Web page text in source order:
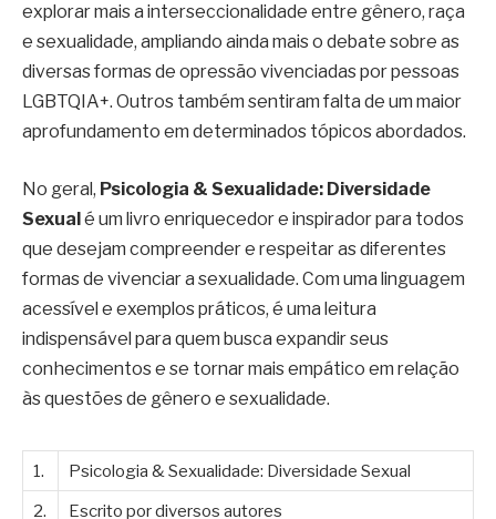
explorar mais a interseccionalidade entre gênero, raça
e sexualidade, ampliando ainda mais o debate sobre as
diversas formas de opressão vivenciadas por pessoas
LGBTQIA+. Outros também sentiram falta de um maior
aprofundamento em determinados tópicos abordados.
No geral, Psicologia & Sexualidade: Diversidade
Sexualé um livro enriquecedor e inspirador para todos
que desejam compreender e respeitar as diferentes
formas de vivenciar a sexualidade. Com uma linguagem
acessível e exemplos práticos, é uma leitura
indispensável para quem busca expandir seus
conhecimentos e se tornar mais empático em relação
às questões de gênero e sexualidade.
1.
Psicologia & Sexualidade: Diversidade Sexual
2.
Escrito por diversos autores